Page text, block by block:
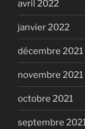
avril 2022
janvier 2022
décembre 2021
novembre 2021
octobre 2021
septembre